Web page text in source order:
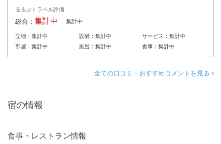
客室修繕工事のお知らせ
2026年8月19日（水）～2027年7月20日（火）の期間、断続的に客室
修繕工事を実施いたします。
工事期間中は騒音、振動や塗料に起因する臭気が発生する場合がござい
※工事期間、内容は予告なく変更となる場合がございます。
るるぶトラベル評価
総合： 集計中 集計中
立地： 集計中 設備： 集計中 サービス：集計中
部屋： 集計中 風呂： 集計中 食事：集計中
全ての口コミ・おすすめコメントを見る
宿の情報
食事・レストラン情報